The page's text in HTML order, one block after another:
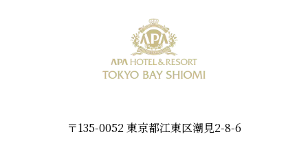
〒135-0052 東京都江東区潮見2-8-6